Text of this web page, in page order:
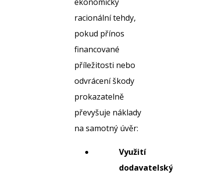
racionální tehdy,
pokud přínos
financované
příležitosti nebo
odvrácení škody
prokazatelně
převyšuje náklady
na samotný úvěr:
Využití
dodavatelských